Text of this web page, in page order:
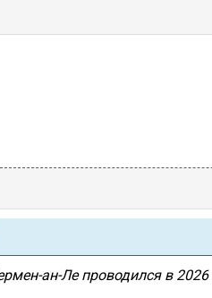
ан-Ле проводился в 2026